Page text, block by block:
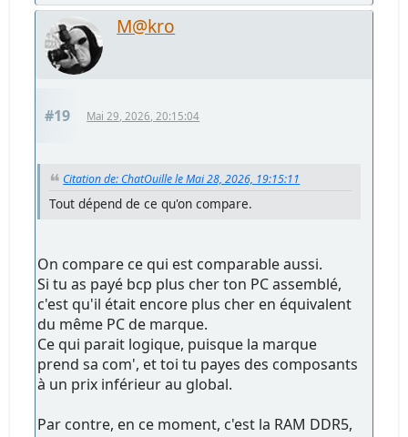
M@kro
#19 Mai 29, 2026, 20:15:04
Citation de: ChatOuille le Mai 28, 2026, 19:15:11
Tout dépend de ce qu'on compare.
On compare ce qui est comparable aussi.
Si tu as payé bcp plus cher ton PC assemblé,
c'est qu'il était encore plus cher en équivalent
du même PC de marque.
Ce qui parait logique, puisque la marque
prend sa com', et toi tu payes des composants
à un prix inférieur au global.
Par contre, en ce moment, c'est la RAM DDR5,